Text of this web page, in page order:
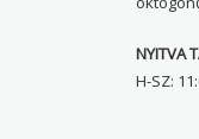
NYITVA
H-SZ: